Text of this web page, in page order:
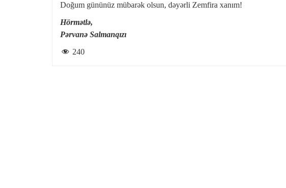
Doğum gününüz mübarək olsun, dəyərli Zemfira xanım!
Hörmətlə,
Pərvanə Salmanqızı
240